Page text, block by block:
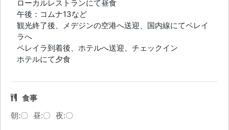
ローカルレストランにて昼食
午後：コムナ13など
観光終了後、メデジンの空港へ送迎、国内線にてペレイ
ラへ
ペレイラ到着後、ホテルへ送迎、チェックイン
ホテルにて夕食
食事
朝:〇 昼:〇 夜:〇